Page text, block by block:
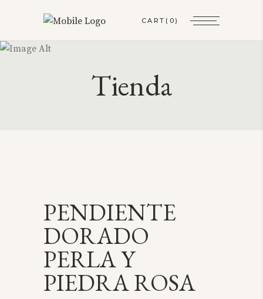
CART (0)
Tienda
PENDIENTE
DORADO
PERLA Y
PIEDRA ROSA